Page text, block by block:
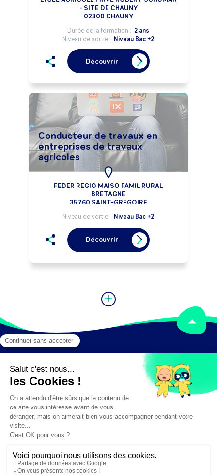
- SITE DE CHAUNY
02300 CHAUNY
Durée de la formation : 2 ans
Niveau de sortie : Niveau Bac +2
Découvrir
Conducteur de travaux en
entreprises de travaux
agricoles
FEDER REGIO MAISO FAMIL RURAL
BRETAGNE
35760 SAINT-GREGOIRE
Niveau de sortie : Niveau Bac +2
Découvrir
Mentions légales